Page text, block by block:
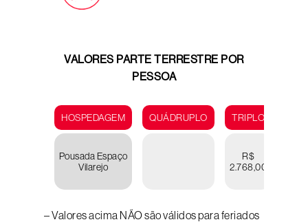
VALORES PARTE TERRESTRE POR
PESSOA
HOSPEDAGEM QUÁDRUPLO TRIPLO
Pousada Espaço
Vilarejo
R$
2.768,00
– Valores acima NÃO são válidos para feriados